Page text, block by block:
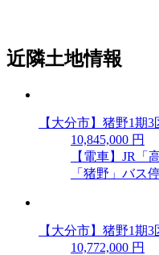
近隣土地情報
【大分市】猪野1期
10,845,000 円
【電車】JR「
「猪野」バス
【大分市】猪野1期
10,772,000 円